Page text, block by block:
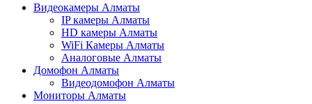
Видеокамеры Алматы
IP камеры Алматы
HD камеры Алматы
WiFi Камеры Алматы
Аналоговые Алматы
Домофон Алматы
Видеодомофон Алматы
Мониторы Алматы